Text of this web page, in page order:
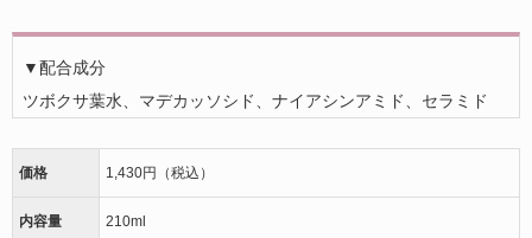
▼配合成分
ツボクサ葉水、マデカッソシド、ナイアシンアミド、セラミド
価格 1,430円（税込）
内容量 210ml